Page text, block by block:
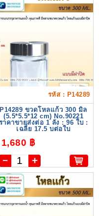
รหัส : P14289
P14289 ขวดโหลแก้ว 300 มิล
(5.5*5.5*12 cm) No.90221
าคาขายส่งต่อ 1 ลัง : 96 ใบ :
เฉลี่ย 17.5 บต่อใบ
1,680 ฿